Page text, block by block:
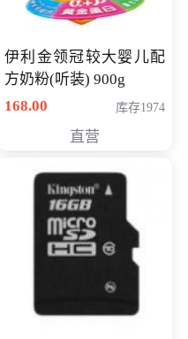
伊利金领冠较大婴儿配
方奶粉(听装) 900g
168.00
库存1974
直营